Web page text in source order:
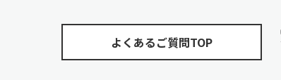
よくあるご質問TOP